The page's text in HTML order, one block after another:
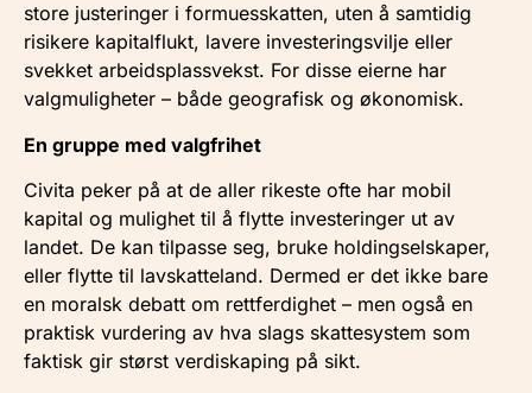
store justeringer i formuesskatten, uten å samtidig
risikere kapitalflukt, lavere investeringsvilje eller
svekket arbeidsplassvekst. For disse eierne har
valgmuligheter – både geografisk og økonomisk.
En gruppe med valgfrihet
Civita peker på at de aller rikeste ofte har mobil
kapital og mulighet til å flytte investeringer ut av
landet. De kan tilpasse seg, bruke holdingselskaper,
eller flytte til lavskatteland. Dermed er det ikke bare
en moralsk debatt om rettferdighet – men også en
praktisk vurdering av hva slags skattesystem som
faktisk gir størst verdiskaping på sikt.